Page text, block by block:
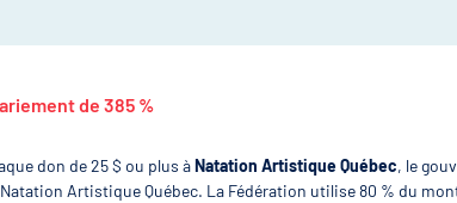
de 385 %
don de 25 $ ou plus àNatation Artistique Québec, le
Natation Artistique Québec. La Fédération utilise 80 % du